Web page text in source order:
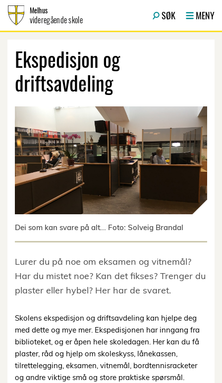
Melhus
videregående skole SØK MENY
Ekspedisjon og
driftsavdeling
Dei som kan svare på alt... Foto: Solveig Brandal
Lurer du på noe om eksamen og vitnemål?
Har du mistet noe? Kan det fikses? Trenger du
plaster eller hybel? Her har de svaret.
Skolens ekspedisjon og driftsavdeling kan hjelpe deg
med dette og mye mer. Ekspedisjonen har inngang fra
biblioteket, og er åpen hele skoledagen. Her kan du få
plaster, råd og hjelp om skoleskyss, lånekassen,
tilrettelegging, eksamen, vitnemål, bordtennisracketer
og andre viktige små og store praktiske spørsmål.